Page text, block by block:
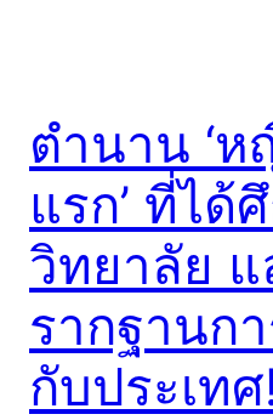
ตำนาน ‘
แรก’ ที่ได้
วิทยาลัย แ
รากฐานก
กับประเท